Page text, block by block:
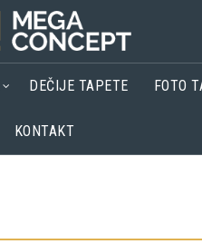
DEČIJE TAPETE FOTO
KONTAKT